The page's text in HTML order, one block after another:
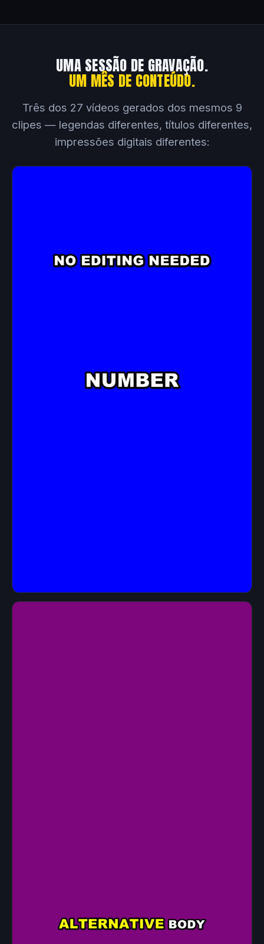
UMA SESSÃO DE GRAVAÇÃO.
UM MÊS DE CONTEÚDO.
Três dos 27 vídeos gerados dos mesmos 9
clipes — legendas diferentes, títulos diferentes,
impressões digitais diferentes: